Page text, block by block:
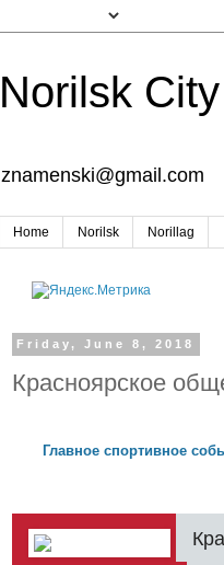
Norilsk
znamenski@gmail.com
Home Norilsk Norillag
Friday, June 8, 2018
Красноярское
Главное спортивное